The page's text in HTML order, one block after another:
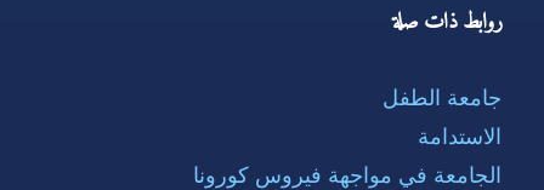
روابط ذات صلة
جامعة الطفل
الاستدامة
الجامعة في مواجهة فيروس كورونا